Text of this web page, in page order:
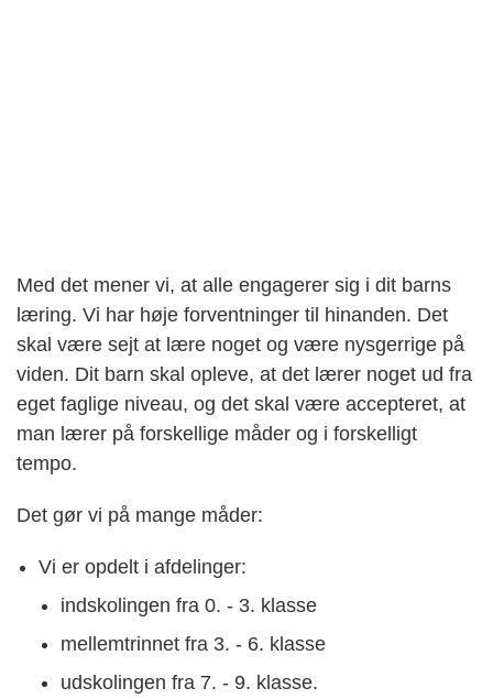
Med det mener vi, at alle engagerer sig i dit barns
læring. Vi har høje forventninger til hinanden. Det
skal være sejt at lære noget og være nysgerrige på
viden. Dit barn skal opleve, at det lærer noget ud fra
eget faglige niveau, og det skal være accepteret, at
man lærer på forskellige måder og i forskelligt
tempo.
Det gør vi på mange måder:
Vi er opdelt i afdelinger:
indskolingen fra 0. - 3. klasse
mellemtrinnet fra 3. - 6. klasse
udskolingen fra 7. - 9. klasse.